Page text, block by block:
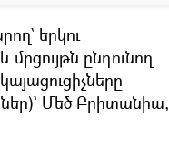
երկու
ընդունող
Մեծ Բրիտանիա,